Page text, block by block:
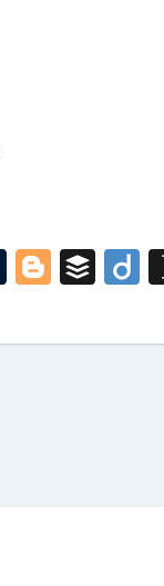
T
m
Bl
g
B
fe o